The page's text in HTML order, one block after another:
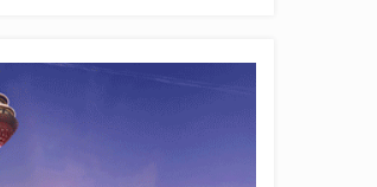
BookingAgora’dan Dubai’ye
iki FAM Trip
19 saat önce